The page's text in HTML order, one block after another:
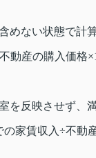
めない状態で計
動産の購入価格
を反映させず、
の家賃収入÷不動